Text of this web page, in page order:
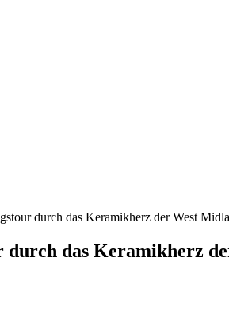
durch das Keramikherz der West
durch das Keramikherz